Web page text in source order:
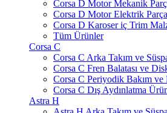
Corsa D Motor Mekanik
Corsa D Motor Elektrik
Corsa D Karoser iç Trim
Tüm Ürünler
Corsa C
Corsa C Arka Takım ve
Corsa C Fren Balatası ve
Corsa C Periyodik Bakım ve
Corsa C Dış Aydınlatma
Astra H